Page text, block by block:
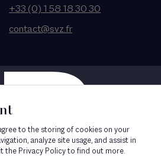
+33 (0) 1 58 18 30 30
contact@svz.fr
Designed by Bonhomme
to the storing of cookies on your
analyze site usage, and assist in
the Privacy Policy to find out more.